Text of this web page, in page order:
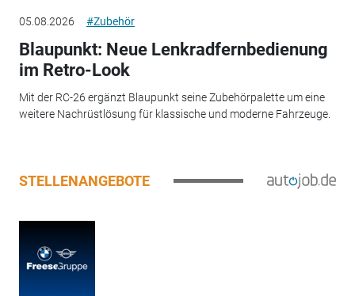
05.08.2026 #Zubehör
Blaupunkt: Neue Lenkradfernbedienung
im Retro-Look
Mit der RC-26 ergänzt Blaupunkt seine Zubehörpalette um eine
weitere Nachrüstlösung für klassische und moderne Fahrzeuge.
STELLENANGEBOTE